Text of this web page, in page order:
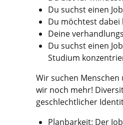
Du suchst einen
Du möchtest dabei
Deine
Du suchst einen
Studium
Wir suchen
wir noch mehr!
geschlechtlicher
Planbarkeit: Der